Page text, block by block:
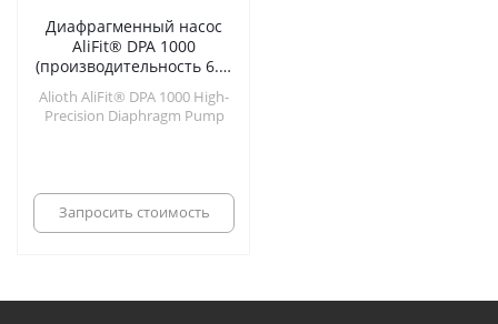
Диафрагменный насос
AliFit® DPA 1000
(производительность 6.9-
Alioth AliFit® DPA 1000 High-
Precision Diaphragm Pump
Запросить стоимость